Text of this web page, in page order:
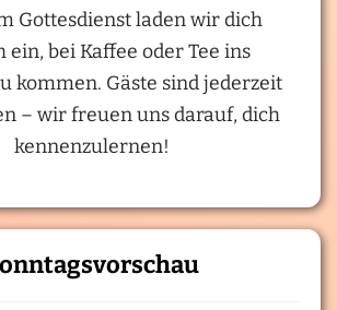
Gottesdienst laden wir dich
ein, bei Kaffee oder Tee ins
kommen. Gäste sind jederzeit
– wir freuen uns darauf, dich
kennenzulernen!